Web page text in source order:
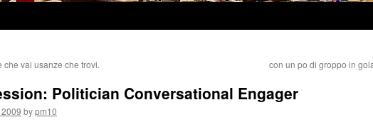
che vai usanze che trovi. con un po di groppo in
Politician Conversational Engager
bypm10